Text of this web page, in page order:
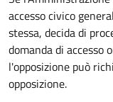
accesso civico
stessa, decida di
domanda di accesso
l'opposizione può
opposizione.